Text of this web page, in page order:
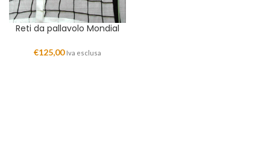
Reti da pallavolo Mondial
€125,00 Iva esclusa